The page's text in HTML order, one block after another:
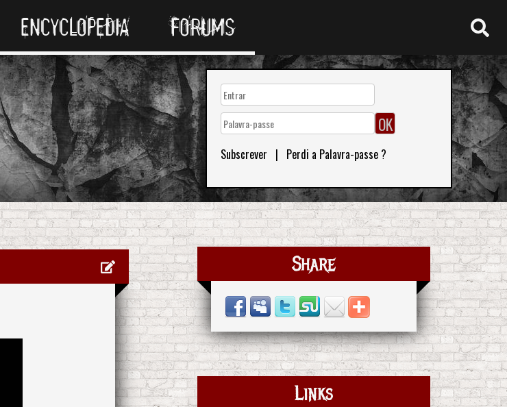
ENCYCLOPEDIA FORUMS
Subscrever | Perdi a Palavra-passe ?
Share
Links